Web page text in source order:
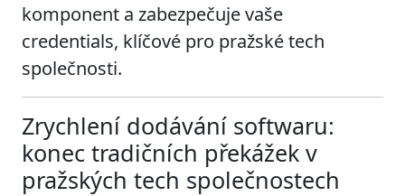
komponent a zabezpečuje vaše
credentials, klíčové pro pražské tech
společnosti.
Zrychlení dodávání softwaru:
konec tradičních překážek v
pražských tech společnostech